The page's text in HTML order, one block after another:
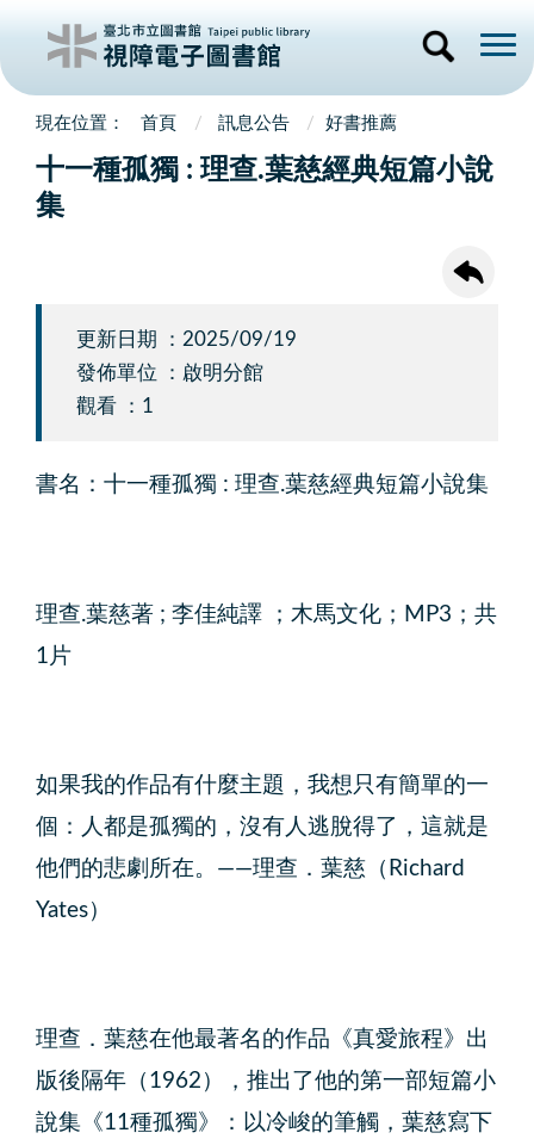
首頁 訊息公告 好書推薦
十一種孤獨 : 理查.葉慈經典短篇小說
集
更新日期 ：2025/09/19
發佈單位 ：啟明分館
觀看 ：1
書名：十一種孤獨 : 理查.葉慈經典短篇小說集
理查.葉慈著 ; 李佳純譯 ；木馬文化；MP3；共
1片
如果我的作品有什麼主題，我想只有簡單的一
個：人都是孤獨的，沒有人逃脫得了，這就是
他們的悲劇所在。——理查．葉慈（Richard
Yates）
理查．葉慈在他最著名的作品《真愛旅程》出
版後隔年（1962），推出了他的第一部短篇小
說集《11種孤獨》：以冷峻的筆觸，葉慈寫下